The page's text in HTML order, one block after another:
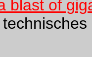
blast of